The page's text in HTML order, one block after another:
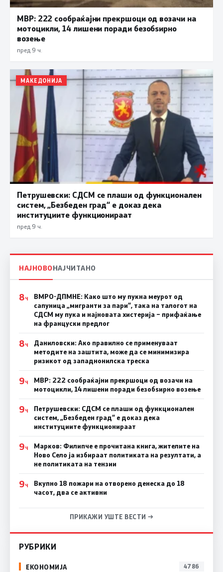
МВР: 222 сообраќајни прекршоци од возачи на
мотоцикли, 14 лишени поради безобѕирно
возење
пред 9 ч.
МАКЕДОНИЈА
Петрушевски: СДСМ се плаши од функционален
систем, „Безбеден град“ е доказ дека
институциите функционираат
пред 9 ч.
НАЈНОВОНАЈЧИТАНО
8Ч
ВМРО-ДПМНЕ: Како што му пукна меурот од
сапуница „мигранти за пари“, така на талогот на
СДСМ му пука и најновата хистерија – прифаќање
на француски предлог
8Ч
Даниловски: Ако правилно се применуваат
методите на заштита, може да се минимизира
ризикот од западнонилска треска
9Ч
МВР: 222 сообраќајни прекршоци од возачи на
мотоцикли, 14 лишени поради безобѕирно возење
9Ч
Петрушевски: СДСМ се плаши од функционален
систем, „Безбеден град“ е доказ дека
институциите функционираат
9Ч
Марков: Филипче е прочитана книга, жителите на
Ново Село ја избираат политиката на резултати, а
не политиката на тензии
9Ч
Вкупно 18 пожари на отворено денеска до 18
часот, два се активни
ПРИКАЖИ УШТЕ ВЕСТИ →
РУБРИКИ
ЕКОНОМИЈА 4786